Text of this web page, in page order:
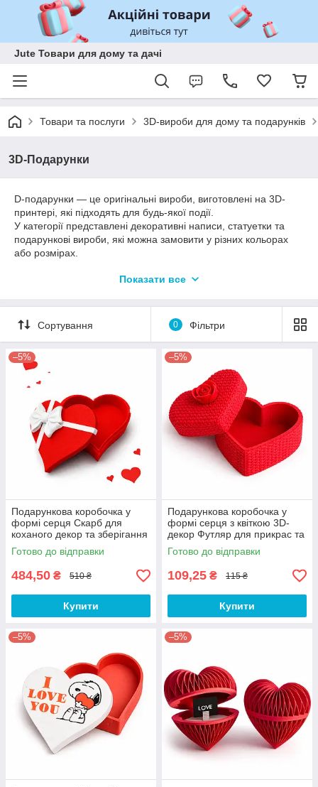
Jute Товари для дому та дачі
Товари та послуги 3D-вироби для дому та подарунків
3D-Подарунки
D-подарунки — це оригінальні вироби, виготовлені на 3D-
принтері, які підходять для будь-якої події.
У категорії представлені декоративні написи, статуетки та
подарункові вироби, які можна замовити у різних кольорах
або розмірах.
Показати все
Сортування 0 Фільтри
–5%
Подарункова коробочка у
формі серця Скарб для
коханого декор та зберігання
Готово до відправки
484,50 ₴ 510 ₴
Купити
–5%
Подарункова коробочка у
формі серця з квіткою 3D-
декор Футляр для прикрас та
сюрпризів
Готово до відправки
109,25 ₴ 115 ₴
Купити
–5% –5%